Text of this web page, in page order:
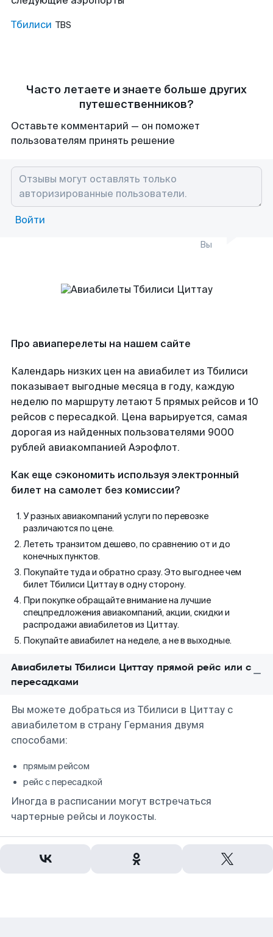
Тбилиси TBS
Часто летаете и знаете больше других
путешественников?
Оставьте комментарий — он поможет
пользователям принять решение
Войти
Вы
Про авиаперелеты на нашем сайте
Календарь низких цен на авиабилет из Тбилиси
показывает выгодные месяца в году, каждую
неделю по маршруту летают 5 прямых рейсов и 10
рейсов с пересадкой. Цена варьируется, самая
дорогая из найденных пользователями 9000
рублей авиакомпанией Аэрофлот.
Как еще сэкономить используя электронный
билет на самолет без комиссии?
У разных авиакомпаний услуги по перевозке
различаются по цене.
Лететь транзитом дешево, по сравнению от и до
конечных пунктов.
Покупайте туда и обратно сразу. Это выгоднее чем
билет Тбилиси Циттау в одну сторону.
При покупке обращайте внимание на лучшие
спецпредложения авиакомпаний, акции, скидки и
распродажи авиабилетов из Циттау.
Покупайте авиабилет на неделе, а не в выходные.
Авиабилеты Тбилиси Циттау прямой рейс или с
пересадками
Вы можете добраться из Тбилиси в Циттау с
авиабилетом в страну Германия двумя
способами:
прямым рейсом
рейс с пересадкой
Иногда в расписании могут встречаться
чартерные рейсы и лоукосты.